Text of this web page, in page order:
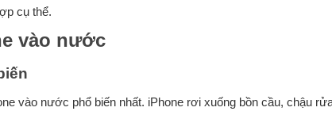
cụ thể.
vào nước
vào nước phổ biến nhất. iPhone rơi xuống bồn cầu, chậu